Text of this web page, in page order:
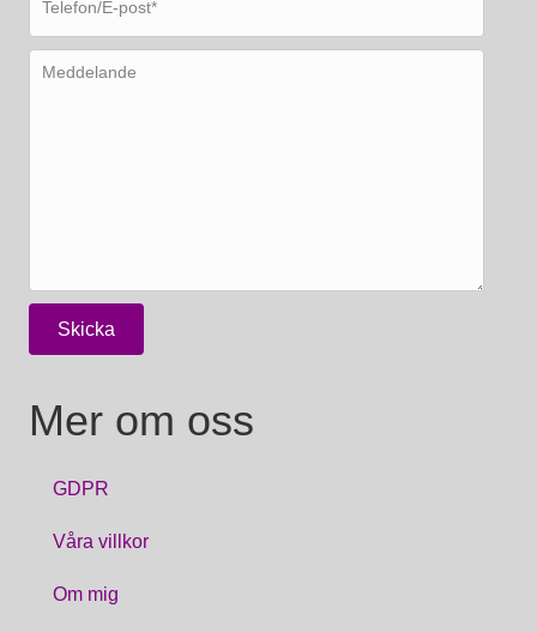
Mer om oss
GDPR
Våra villkor
Om mig